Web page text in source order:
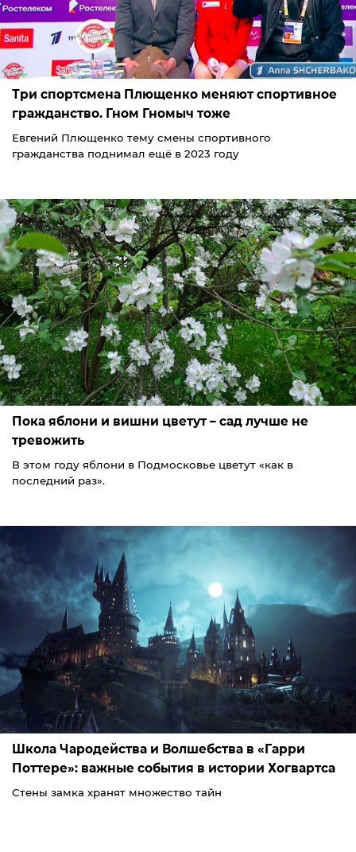
Три спортсмена Плющенко меняют спортивное
гражданство. Гном Гномыч тоже
Евгений Плющенко тему смены спортивного
гражданства поднимал ещё в 2023 году
Пока яблони и вишни цветут – сад лучше не
тревожить
В этом году яблони в Подмосковье цветут «как в
последний раз».
Школа Чародейства и Волшебства в «Гарри
Поттере»: важные события в истории Хогвартса
Стены замка хранят множество тайн